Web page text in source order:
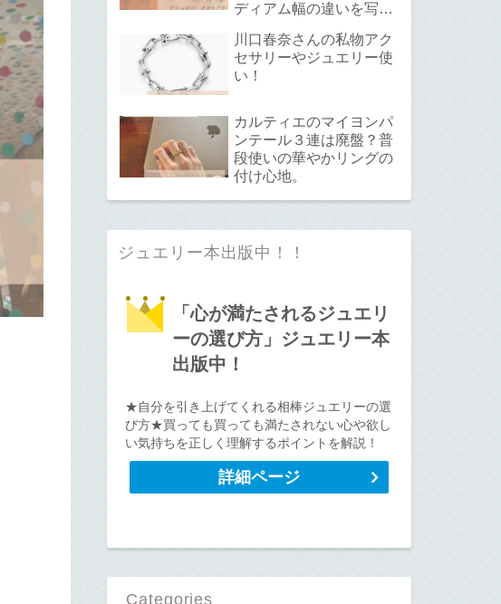
ディアム幅の違いを写真
川口春奈さんの私物アク
セサリーやジュエリー使
い！
カルティエのマイヨンパ
ンテール３連は廃盤？普
段使いの華やかリングの
付け心地。
ジュエリー本出版中！！
「心が満たされるジュエリ
ーの選び方」ジュエリー本
出版中！
★自分を引き上げてくれる相棒ジュエリーの選
び方★買っても買っても満たされない心や欲し
い気持ちを正しく理解するポイントを解説！
詳細ページ
Categories